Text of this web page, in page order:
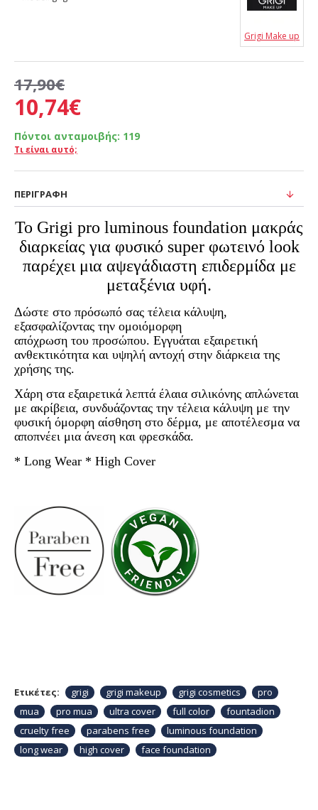
10,74€
17,90€
Πόντοι ανταμοιβής: 119
Τι είναι αυτό;
Grigi Make up
ΠΕΡΙΓΡΑΦΉ
Το Grigi pro luminous foundation μακράς
διαρκείας για φυσικό super φωτεινό look
παρέχει μια αψεγάδιαστη επιδερμίδα με
μεταξένια υφή.
Δώστε στο πρόσωπό σας τέλεια κάλυψη,
εξασφαλίζοντας την ομοιόμορφη
απόχρωση του προσώπου. Εγγυάται εξαιρετική
ανθεκτικότητα και υψηλή αντοχή στην διάρκεια της
χρήσης της.
Χάρη στα εξαιρετικά λεπτά έλαια σιλικόνης απλώνεται
με ακρίβεια, συνδυάζοντας την τέλεια κάλυψη με την
φυσική όμορφη αίσθηση στο δέρμα, με αποτέλεσμα να
αποπνέει μια άνεση και φρεσκάδα.
* Long Wear * High Cover
Ετικέτες: grigi grigi makeup grigi cosmetics
pro
mua
pro mua ultra cover full color
fountadion
cruelty free
parabens free
luminous foundation
long wear
high cover face foundation